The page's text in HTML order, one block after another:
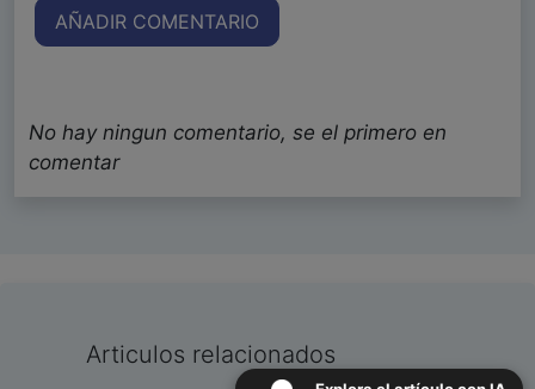
AÑADIR COMENTARIO
No hay ningun comentario, se el primero en
comentar
Articulos relacionados